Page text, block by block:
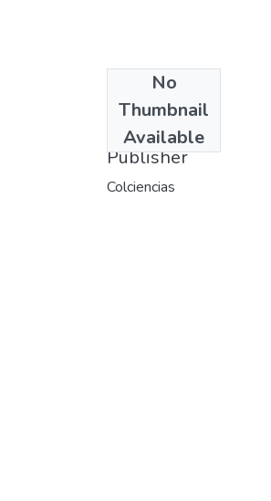
No
Thumbnail
Available
1987
Publisher
Colciencias